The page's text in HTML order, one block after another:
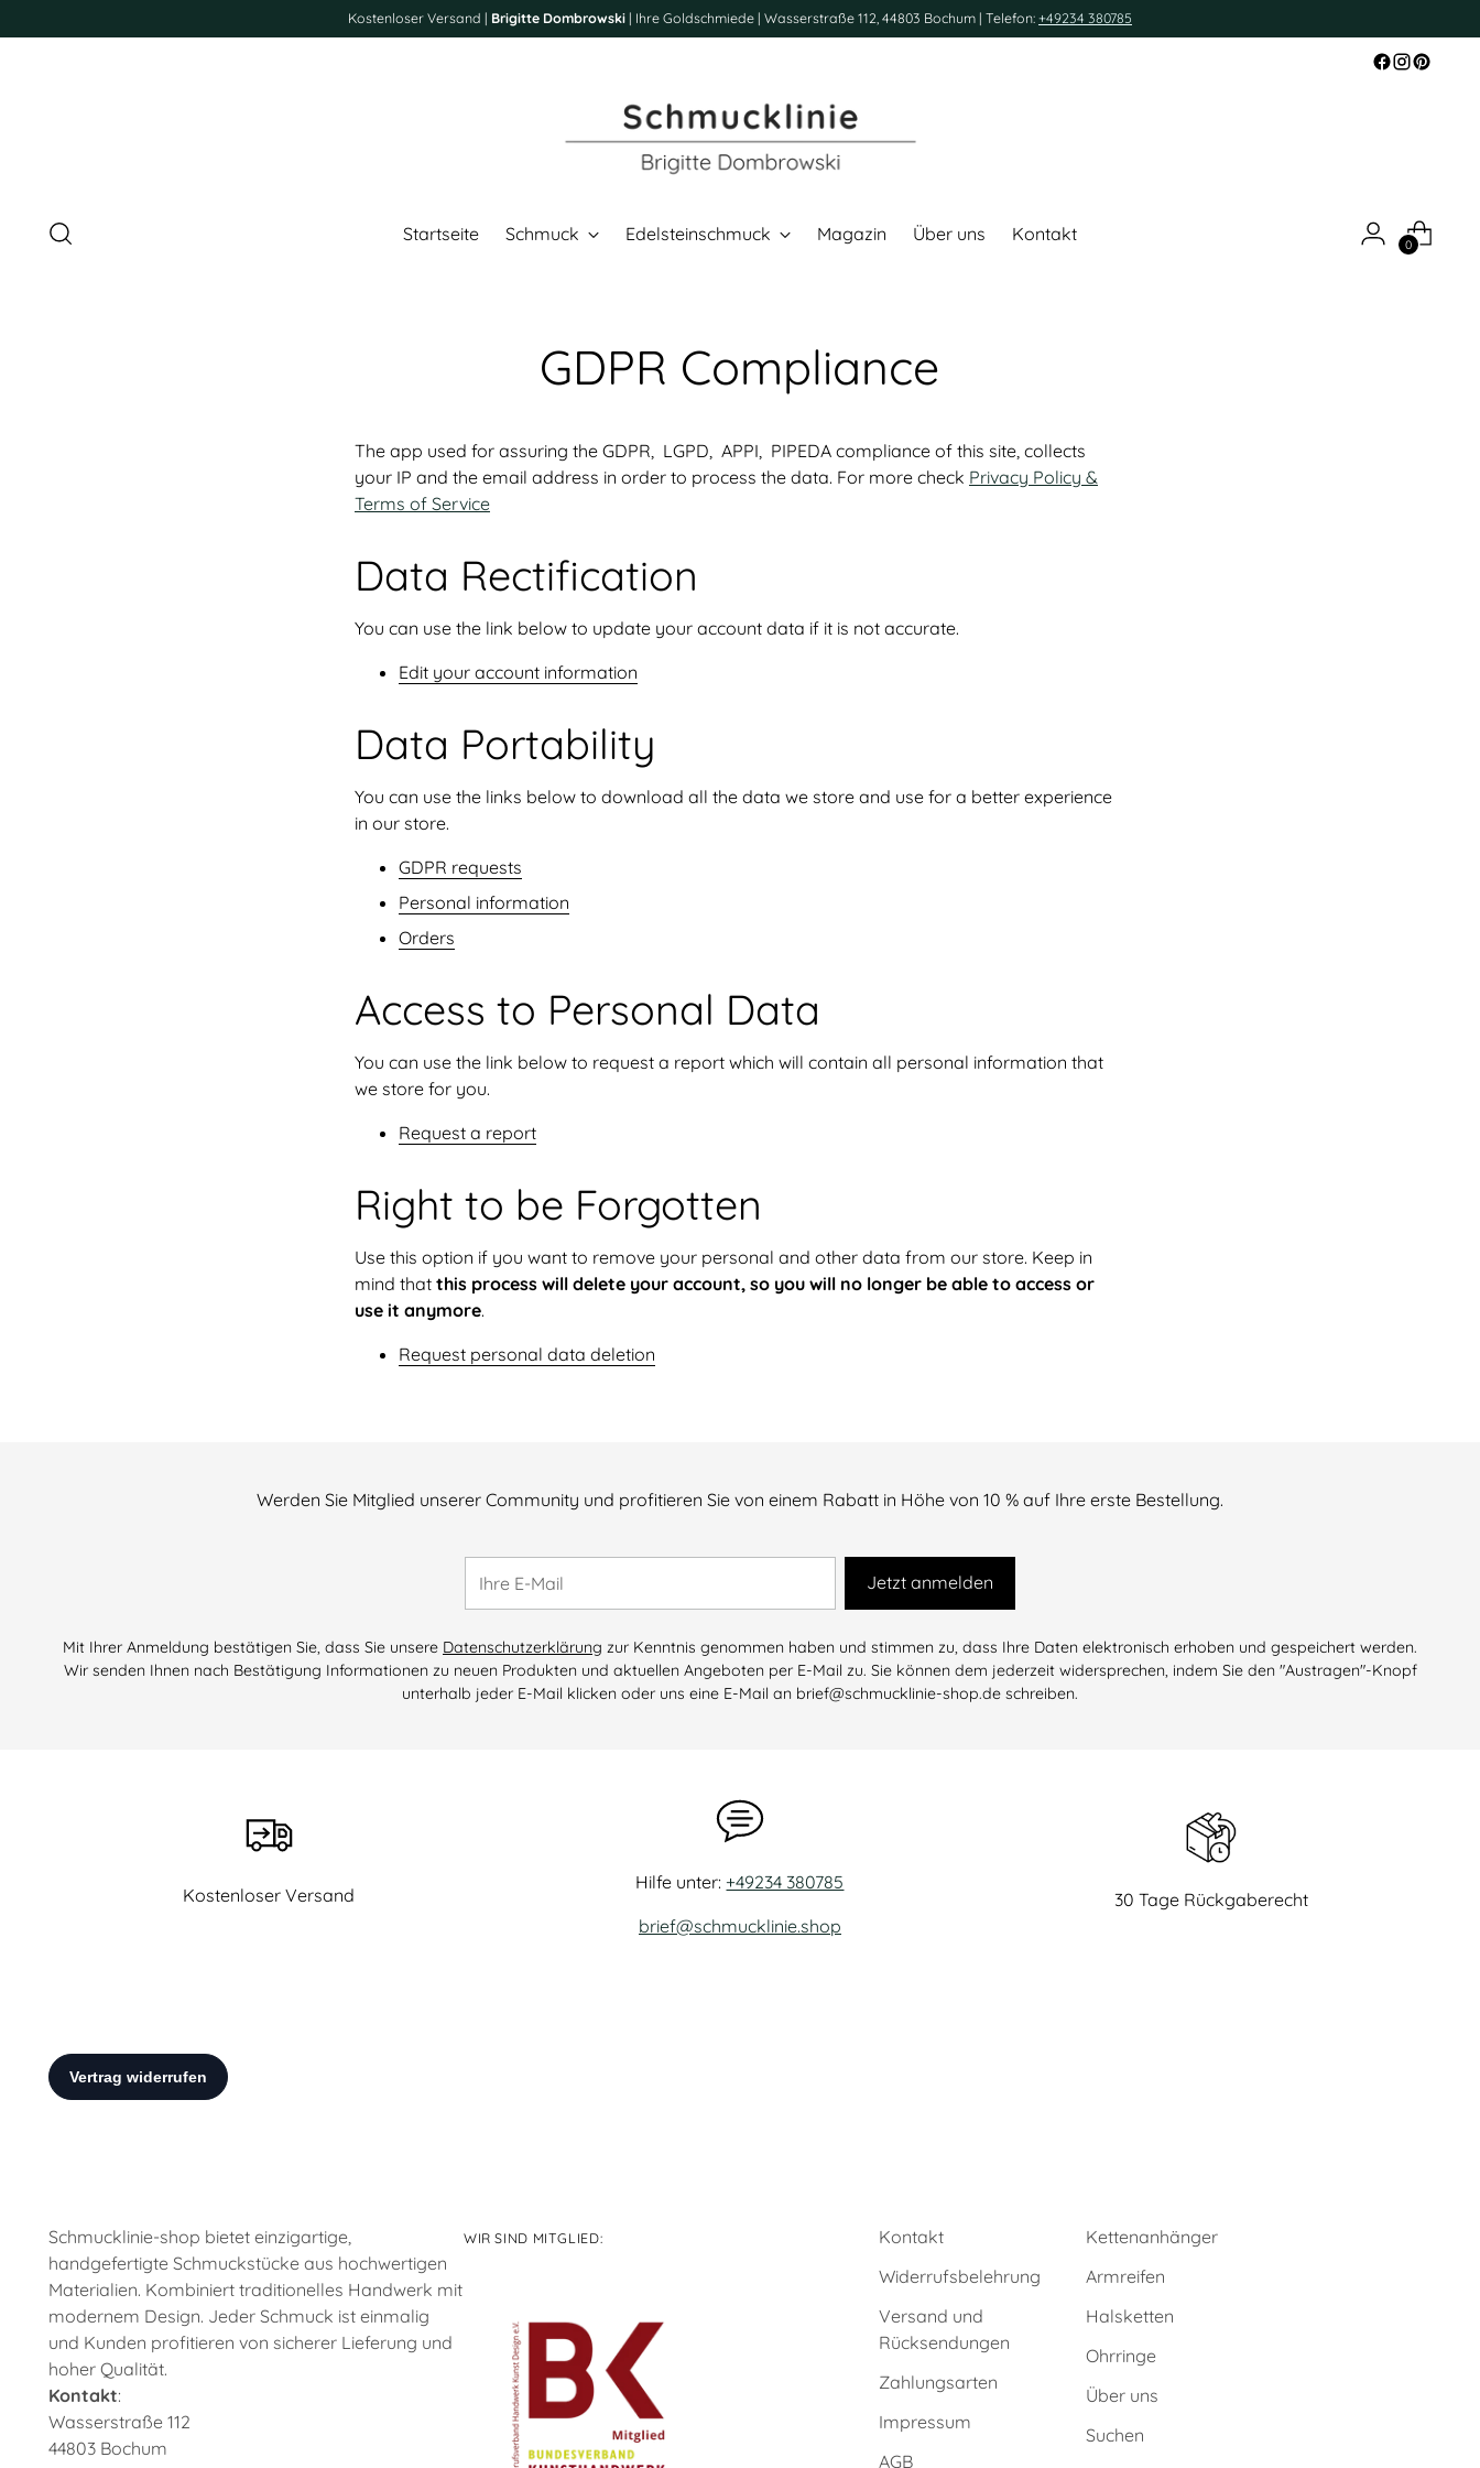
Kostenloser Versand | Brigitte Dombrowski | Ihre Goldschmiede | Wasserstraße 112, 44803 Bochum | Telefon: +49234 380785
Startseite Schmuck Edelsteinschmuck Magazin Über uns Kontakt 0
GDPR Compliance
The app used for assuring the GDPR, LGPD, APPI, PIPEDA compliance of this site, collects
your IP and the email address in order to process the data. For more check Privacy Policy &
Terms of Service
Data Rectification
You can use the link below to update your account data if it is not accurate.
Edit your account information
Data Portability
You can use the links below to download all the data we store and use for a better experience
in our store.
GDPR requests
Personal information
Orders
Access to Personal Data
You can use the link below to request a report which will contain all personal information that
we store for you.
Request a report
Right to be Forgotten
Use this option if you want to remove your personal and other data from our store. Keep in
mind that this process will delete your account, so you will no longer be able to access or
use it anymore.
Request personal data deletion
Werden Sie Mitglied unserer Community und profitieren Sie von einem Rabatt in Höhe von 10 % auf Ihre erste Bestellung.
Jetzt anmelden
Mit Ihrer Anmeldung bestätigen Sie, dass Sie unsere Datenschutzerklärung zur Kenntnis genommen haben und stimmen zu, dass Ihre Daten elektronisch erhoben und gespeichert werden.
Wir senden Ihnen nach Bestätigung Informationen zu neuen Produkten und aktuellen Angeboten per E-Mail zu. Sie können dem jederzeit widersprechen, indem Sie den "Austragen"-Knopf
unterhalb jeder E-Mail klicken oder uns eine E-Mail an brief@schmucklinie-shop.de schreiben.
Kostenloser Versand
Hilfe unter:+49234 380785
brief@schmucklinie.shop
30 Tage Rückgaberecht
Schmucklinie-shop bietet einzigartige,
handgefertigte Schmuckstücke aus hochwertigen
Materialien. Kombiniert traditionelles Handwerk mit
modernem Design. Jeder Schmuck ist einmalig
und Kunden profitieren von sicherer Lieferung und
hoher Qualität.
Kontakt:
Wasserstraße 112
44803 Bochum
WIR SIND MITGLIED:
Kontakt
Widerrufsbelehrung
Versand und
Rücksendungen
Zahlungsarten
Impressum
AGB
Kettenanhänger
Armreifen
Halsketten
Ohrringe
Über uns
Suchen